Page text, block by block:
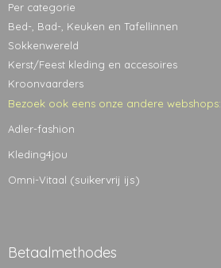
Per categorie
Bed-, Bad-, Keuken en Tafellinnen
Sokkenwereld
Kerst/Feest kleding en accesoires
Kroonvaarders
Bezoek ook eens onze andere webshops:
Adler-fashion
Kleding4jou
Omni-Vitaal (suikervrij ijs)
Betaalmethodes